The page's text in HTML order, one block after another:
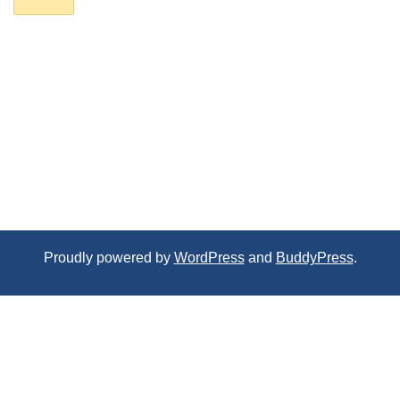
Proudly powered by WordPressand BuddyPress.